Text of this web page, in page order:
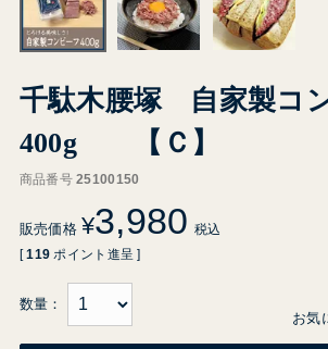
千駄木腰塚 自家製コ
400g 【Ｃ】
商品番号 25100150
販売価格 ¥3,980 税込
[ 119 ポイント進呈 ]
お気